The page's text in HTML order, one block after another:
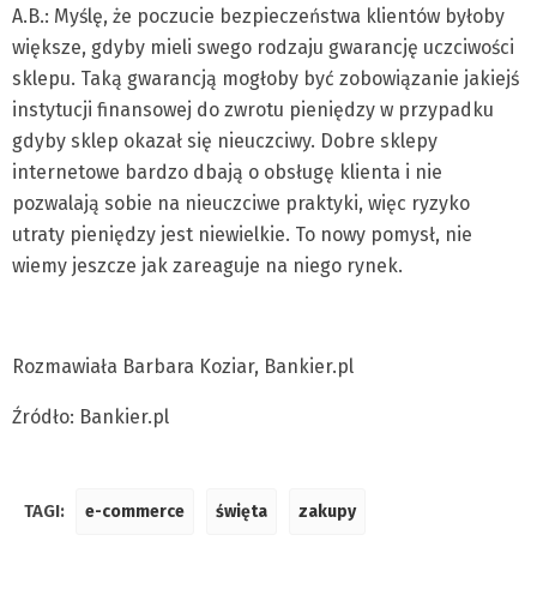
A.B.: Myślę, że poczucie bezpieczeństwa klientów byłoby
większe, gdyby mieli swego rodzaju gwarancję uczciwości
sklepu. Taką gwarancją mogłoby być zobowiązanie jakiejś
instytucji finansowej do zwrotu pieniędzy w przypadku
gdyby sklep okazał się nieuczciwy. Dobre sklepy
internetowe bardzo dbają o obsługę klienta i nie
pozwalają sobie na nieuczciwe praktyki, więc ryzyko
utraty pieniędzy jest niewielkie. To nowy pomysł, nie
wiemy jeszcze jak zareaguje na niego rynek.
Rozmawiała Barbara Koziar, Bankier.pl
Źródło: Bankier.pl
TAGI: e-commerce święta zakupy